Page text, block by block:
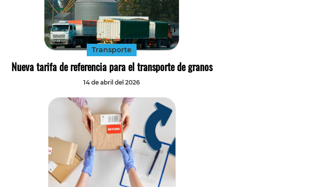
Transporte
Nueva tarifa de referencia para el transporte de granos
14 de abril del 2026